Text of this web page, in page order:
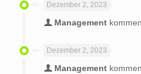
Dezember 2, 2023
Management
Dezember 2, 2023
Management